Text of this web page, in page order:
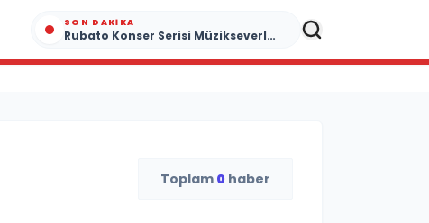
SON DAKIKA
Rubato Konser Serisi Müzikseverlerle Buluşmaya Devam Ediyor
Toplam 0 haber